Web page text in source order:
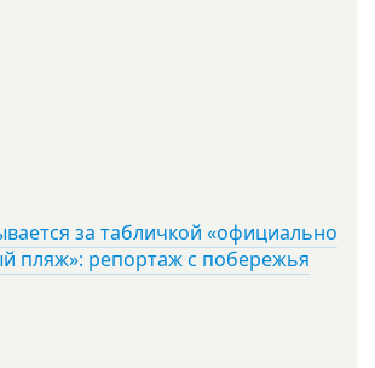
за табличкой «официально
пляж»: репортаж с побережья